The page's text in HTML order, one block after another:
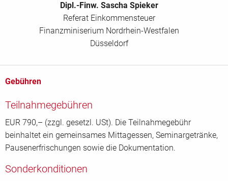
Dipl.-Finw. Sascha Spieker
Referat Einkommensteuer
Finanzminiserium Nordrhein-Westfalen
Düsseldorf
Gebühren
Teilnahmegebühren
EUR 790,– (zzgl. gesetzl. USt). Die Teilnahmegebühr
beinhaltet ein gemeinsames Mittagessen, Seminargetränke,
Pausenerfrischungen sowie die Dokumentation.
Sonderkonditionen